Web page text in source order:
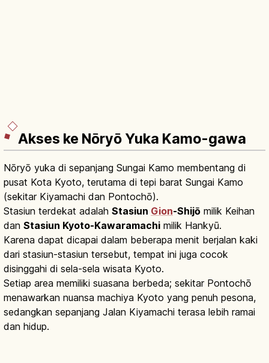
Akses ke Nōryō Yuka Kamo-gawa
Nōryō yuka di sepanjang Sungai Kamo membentang di
pusat Kota Kyoto, terutama di tepi barat Sungai Kamo
(sekitar Kiyamachi dan Pontochō).
Stasiun terdekat adalah Stasiun Gion-Shijō milik Keihan
dan Stasiun Kyoto-Kawaramachi milik Hankyū.
Karena dapat dicapai dalam beberapa menit berjalan kaki
dari stasiun-stasiun tersebut, tempat ini juga cocok
disinggahi di sela-sela wisata Kyoto.
Setiap area memiliki suasana berbeda; sekitar Pontochō
menawarkan nuansa machiya Kyoto yang penuh pesona,
sedangkan sepanjang Jalan Kiyamachi terasa lebih ramai
dan hidup.